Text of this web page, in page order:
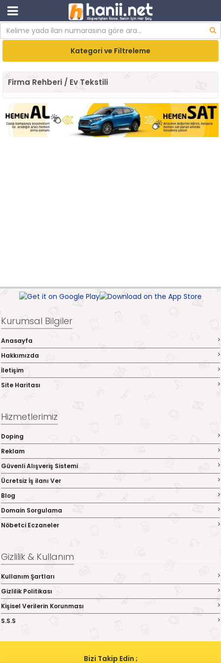
Kategori ve Filtreleme
Firma Rehberi / Ev Tekstili
Kurumsal Bilgiler
Anasayfa
Hakkımızda
İletişim
Site Haritası
Hizmetlerimiz
Doping
Reklam
Güvenli Alışveriş Sistemi
Ücretsiz İş ilanı Ver
Blog
Domain Sorgulama
Nöbetci Eczaneler
Gizlilik & Kullanım
Kullanım Şartları
Gizlilik Politikası
Kişisel Verilerin Korunması
S.S.S
Bizi Takip Edin ;